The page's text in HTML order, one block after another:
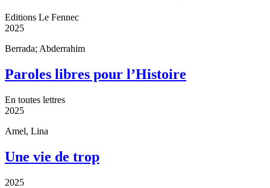
Editions Le Fennec
2025
Berrada; Abderrahim
Paroles libres pour l’Histoire
En toutes lettres
2025
Amel, Lina
Une vie de trop
2025